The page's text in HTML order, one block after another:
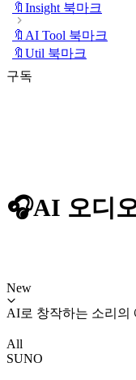
🔖Insight 북마크
🔖AI Tool 북마크
🔖Util 북마크
구독
🎧AI 오디
New
AI로 창작하는 소리의
All
SUNO